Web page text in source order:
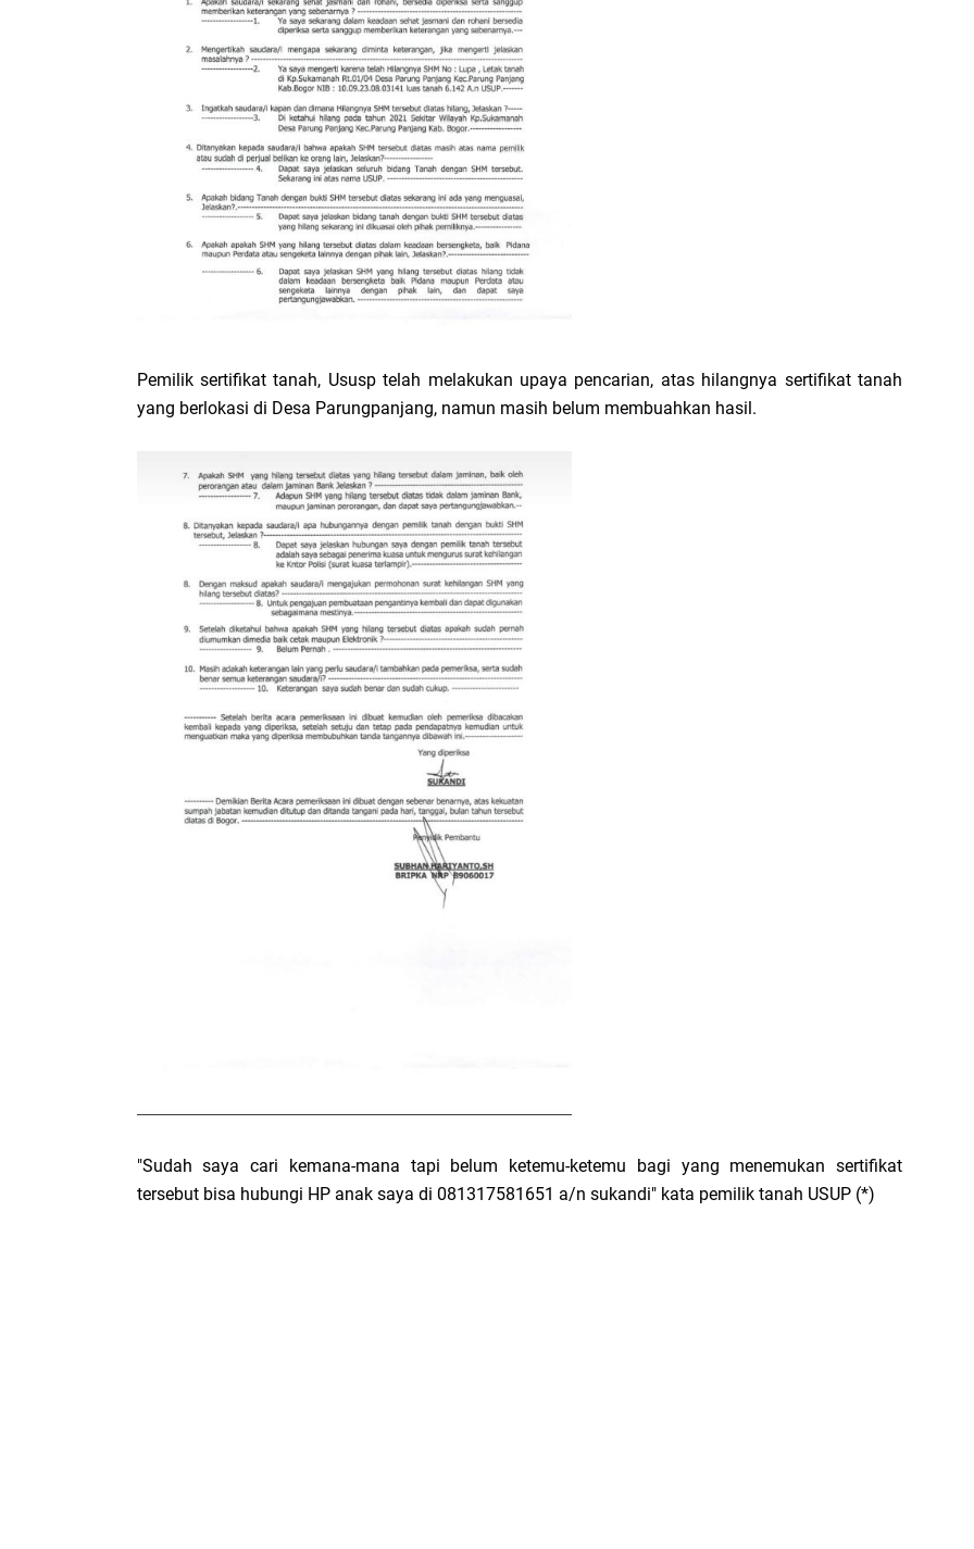
Pemilik sertifikat tanah, Ususp telah melakukan upaya pencarian, atas hilangnya sertifikat tanah
yang berlokasi di Desa Parungpanjang, namun masih belum membuahkan hasil.
"Sudah saya cari kemana-mana tapi belum ketemu-ketemu bagi yang menemukan sertifikat
tersebut bisa hubungi HP anak saya di 081317581651 a/n sukandi" kata pemilik tanah USUP (*)